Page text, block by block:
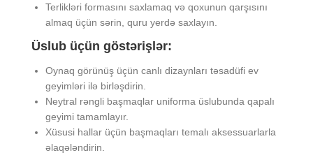
Terlikləri formasını saxlamaq və qoxunun qarşısını
almaq üçün sərin, quru yerdə saxlayın.
Üslub üçün göstərişlər:
Oynaq görünüş üçün canlı dizaynları təsadüfi ev
geyimləri ilə birləşdirin.
Neytral rəngli başmaqlar uniforma üslubunda qapalı
geyimi tamamlayır.
Xüsusi hallar üçün başmaqları temalı aksessuarlarla
əlaqələndirin.